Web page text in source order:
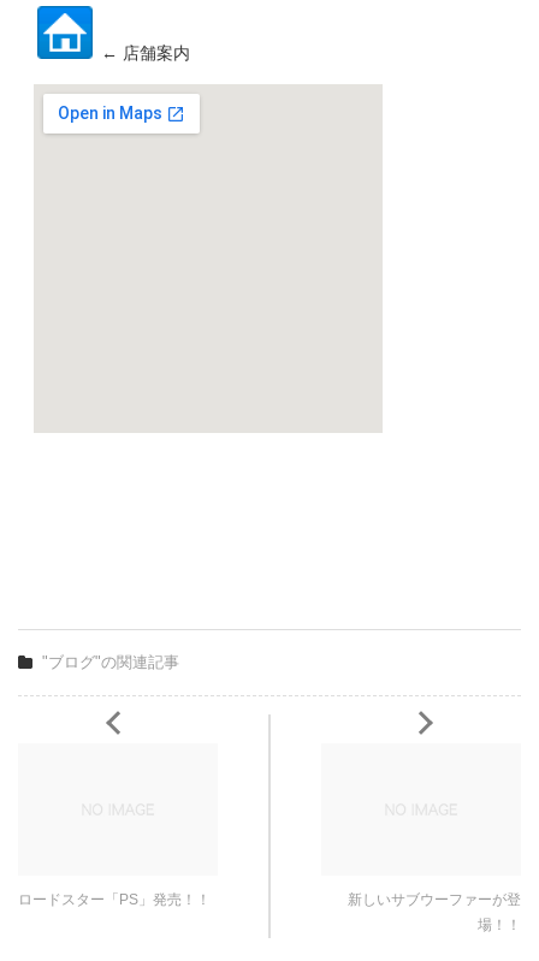
← 店舗案内
"ブログ"の関連記事
ロードスター「PS」発売！！
新しいサブウーファーが登
場！！